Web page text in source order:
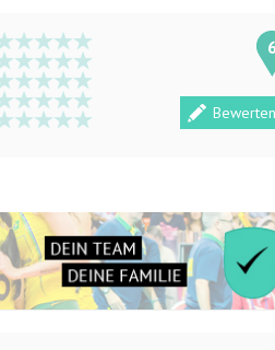
6
Bewerten